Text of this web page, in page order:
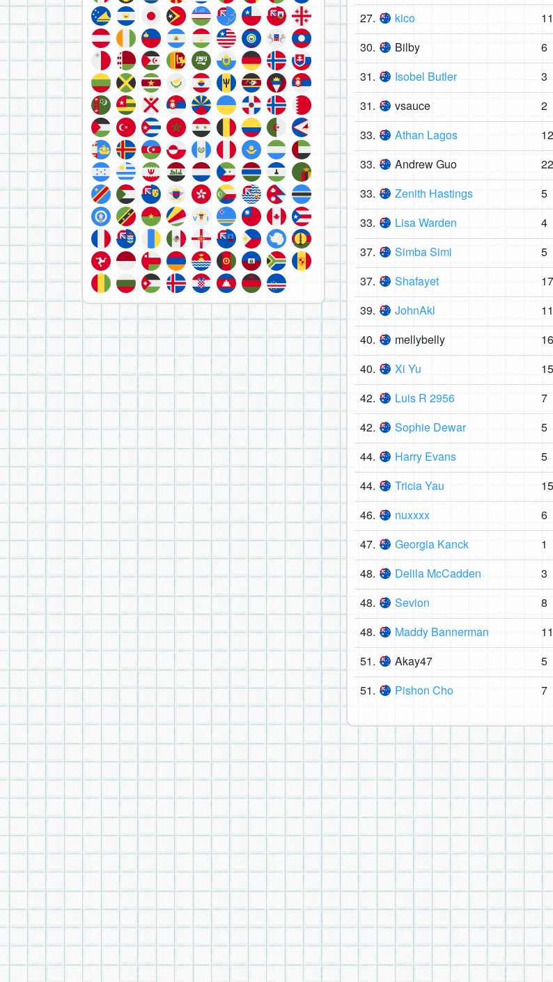
27. kico 11
30. Bilby 6
31. Isobel Butler 3
31. vsauce 2
33. Athan Lagos 12
33. Andrew Guo 22
33. Zenith Hastings 5
33. Lisa Warden 4
37. Simba Simi 5
37. Shafayet 17
39. JohnAkl 11
40. mellybelly 16
40. Xi Yu 15
42. Luis R 2956 7
42. Sophie Dewar 5
44. Harry Evans 5
44. Tricia Yau 15
46. nuxxxx 6
47. Georgia Kanck 1
48. Delila McCadden 3
48. Sevion 8
48. Maddy Bannerman 11
51. Akay47 5
51. Pishon Cho 7